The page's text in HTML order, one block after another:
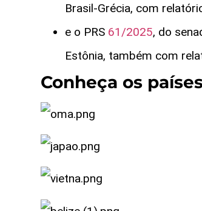
Brasil-Grécia, com
e o PRS 61/2025, do
Estônia, também com
Conheça os